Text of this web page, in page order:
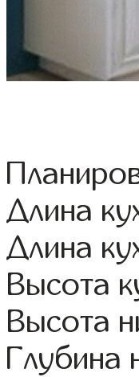
Длина
Длина
Высота
Высота